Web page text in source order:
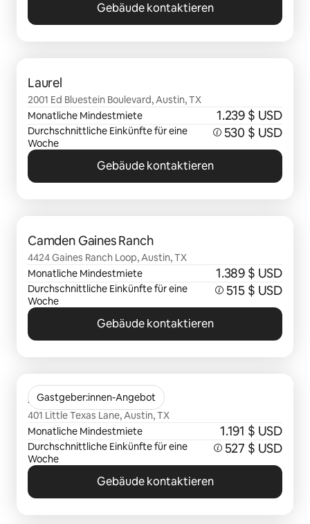
Gebäude kontaktieren
Laurel
2001 Ed Bluestein Boulevard, Austin, TX
Monatliche Mindestmiete
1.239 $ USD
Durchschnittliche Einkünfte für eine
Woche
530 $ USD
Gebäude kontaktieren
Camden Gaines Ranch
4424 Gaines Ranch Loop, Austin, TX
Monatliche Mindestmiete
1.389 $ USD
Durchschnittliche Einkünfte für eine
Woche
515 $ USD
Gebäude kontaktieren
Gastgeber:innen-Angebot
Avana SoCo
401 Little Texas Lane, Austin, TX
Monatliche Mindestmiete
1.191 $ USD
Durchschnittliche Einkünfte für eine
Woche
527 $ USD
Gebäude kontaktieren